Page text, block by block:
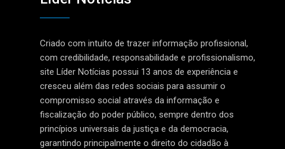
Criado com intuito de trazer informação profissional,
com credibilidade, responsabilidade e profissionalismo,
site Líder Notícias possui 13 anos de experiência e
cresceu além das redes sociais para assumir o
compromisso social através da informação e
fiscalização do poder público, sempre dentro dos
princípios universais da justiça e da democracia,
garantindo principalmente o direito do cidadão à